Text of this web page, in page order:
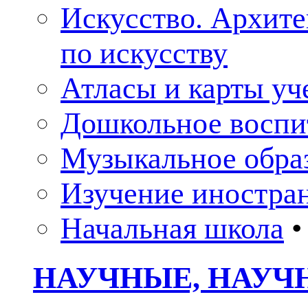
Искусство.
по искусству
Атласы и карты
Дошкольное
Музыкальное
Изучение
Начальная школа •
НАУЧНЫЕ,